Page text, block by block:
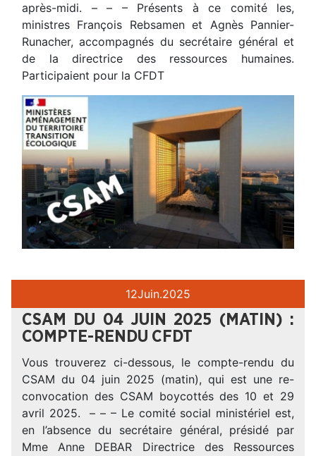
après-midi. – – – Présents à ce comité les,
ministres François Rebsamen et Agnès Pannier-
Runacher, accompagnés du secrétaire général et
de la directrice des ressources humaines.
Participaient pour la CFDT
12Juin.2025
CSAM DU 04 JUIN 2025 (MATIN) :
COMPTE-RENDU CFDT
Vous trouverez ci-dessous, le compte-rendu du
CSAM du 04 juin 2025 (matin), qui est une re-
convocation des CSAM boycottés des 10 et 29
avril 2025. – – – Le comité social ministériel est,
en l’absence du secrétaire général, présidé par
Mme Anne DEBAR Directrice des Ressources